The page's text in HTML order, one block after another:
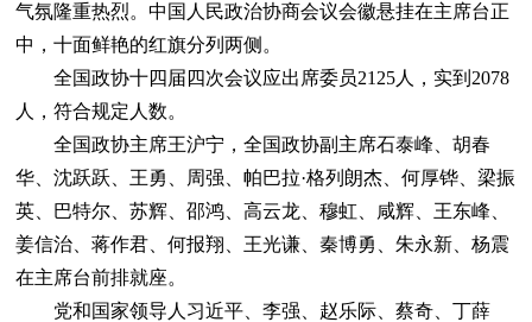
气氛隆重热烈。中国人民政治协商会议会徽悬挂在主席台正
中，十面鲜艳的红旗分列两侧。
全国政协十四届四次会议应出席委员2125人，实到2078
人，符合规定人数。
全国政协主席王沪宁，全国政协副主席石泰峰、胡春
华、沈跃跃、王勇、周强、帕巴拉·格列朗杰、何厚铧、梁振
英、巴特尔、苏辉、邵鸿、高云龙、穆虹、咸辉、王东峰、
姜信治、蒋作君、何报翔、王光谦、秦博勇、朱永新、杨震
在主席台前排就座。
党和国家领导人习近平、李强、赵乐际、蔡奇、丁薛